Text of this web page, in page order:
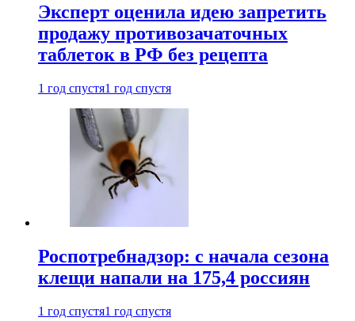
Эксперт оценила идею запретить
продажу противозачаточных
таблеток в РФ без рецепта
1 год спустя1 год спустя
Роспотребнадзор: с начала сезона
клещи напали на 175,4 россиян
1 год спустя1 год спустя